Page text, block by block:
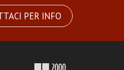
PER INFO